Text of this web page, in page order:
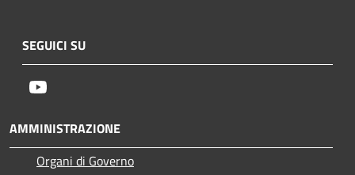
SEGUICI SU
AMMINISTRAZIONE
Organi di Governo